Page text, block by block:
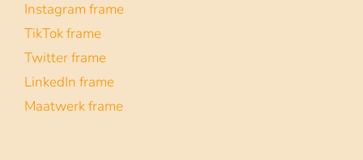
Instagram frame
TikTok frame
Twitter frame
LinkedIn frame
Maatwerk frame